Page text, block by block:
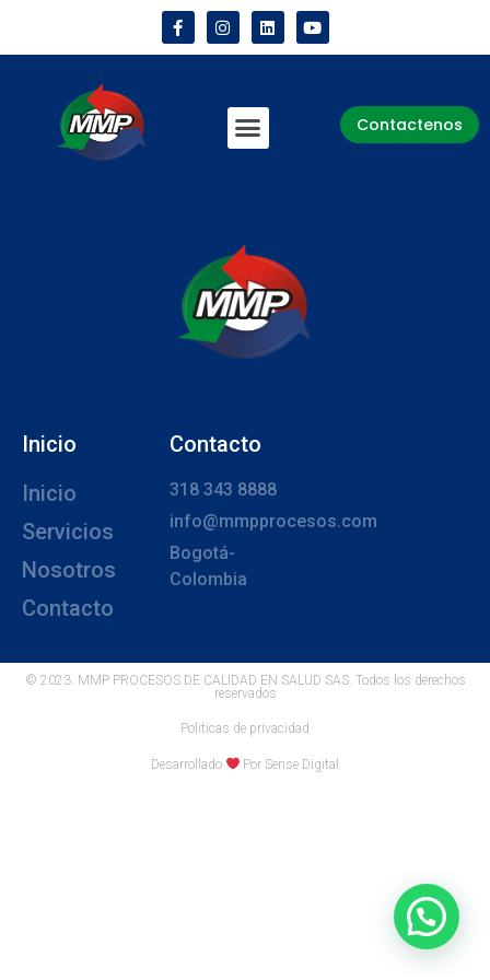
Contactenos
Inicio
Inicio
Servicios
Nosotros
Contacto
Contacto
318 343 8888
info@mmpprocesos.com
Bogotá-
Colombia
© 2023. MMP PROCESOS DE CALIDAD EN SALUD SAS. Todos los derechos
reservados
Politicas de privacidad
Desarrollado Por Sense Digital